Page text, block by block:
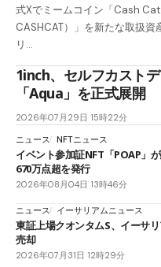
式Xでミームコイン「Cash
CASHCAT）」を新たな取扱
リ…
1inch、セルフカスト
「Aqua」を正式展開
2026年07月29日 15時22分
ニュース NFTニュース
イベント参加証NFT「POAP」
670万点超を発行
2026年08月04日 13時46分
ニュース イーサリアムニュース
東証上場クオンタムS、イーサ
売却
2026年07月31日 12時29分